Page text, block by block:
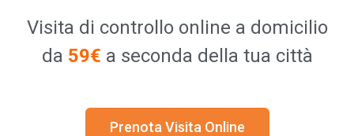
Visita di controllo online a domicilio
da 59€ a seconda della tua città
Prenota Visita Online